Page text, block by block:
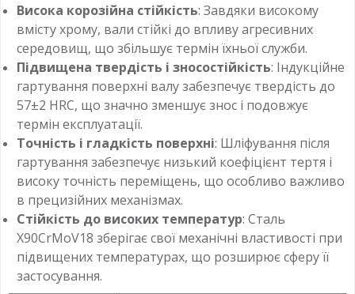
Висока корозійна стійкість: Завдяки високому
вмісту хрому, вали стійкі до впливу агресивних
середовищ, що збільшує термін їхньої служби.
Підвищена твердість і зносостійкість: Індукційне
гартування поверхні валу забезпечує твердість до
57±2 HRC, що значно зменшує знос і подовжує
термін експлуатації.
Точність і гладкість поверхні: Шліфування після
гартування забезпечує низький коефіцієнт тертя і
високу точність переміщень, що особливо важливо
в прецизійних механізмах.
Стійкість до високих температур: Сталь
X90CrMoV18 зберігає свої механічні властивості при
підвищених температурах, що розширює сферу її
застосування.